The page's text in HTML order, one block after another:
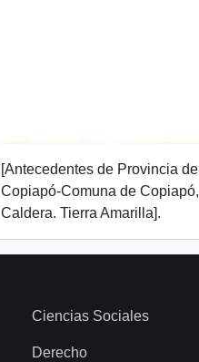
[Antecedentes de Provincia de
Copiapó-Comuna de Copiapó,
Caldera. Tierra Amarilla].
Ciencias Sociales
Derecho